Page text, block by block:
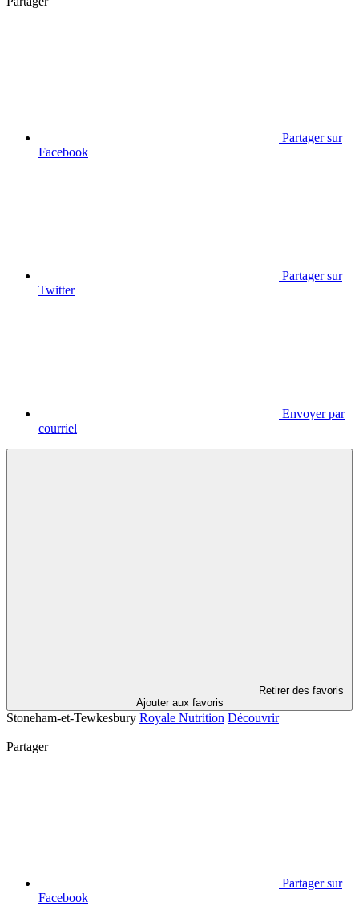
Partager sur
Facebook
Partager sur
Twitter
Envoyer par
courriel
Retirer des favoris
Ajouter aux favoris
Stoneham-et-Tewkesbury Royale Nutrition Découvrir
Partager
Partager sur
Facebook